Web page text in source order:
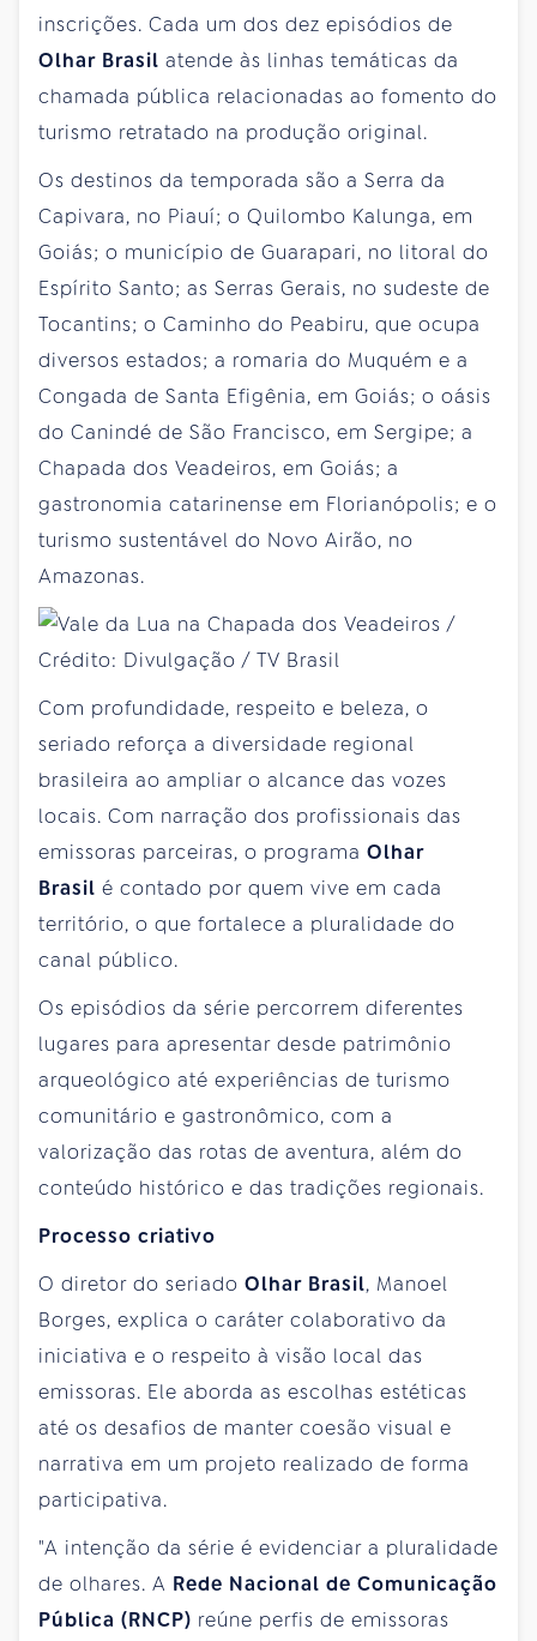
inscrições. Cada um dos dez episódios de
Olhar Brasil atende às linhas temáticas da
chamada pública relacionadas ao fomento do
turismo retratado na produção original.
Os destinos da temporada são a Serra da
Capivara, no Piauí; o Quilombo Kalunga, em
Goiás; o município de Guarapari, no litoral do
Espírito Santo; as Serras Gerais, no sudeste de
Tocantins; o Caminho do Peabiru, que ocupa
diversos estados; a romaria do Muquém e a
Congada de Santa Efigênia, em Goiás; o oásis
do Canindé de São Francisco, em Sergipe; a
Chapada dos Veadeiros, em Goiás; a
gastronomia catarinense em Florianópolis; e o
turismo sustentável do Novo Airão, no
Amazonas.
Com profundidade, respeito e beleza, o
seriado reforça a diversidade regional
brasileira ao ampliar o alcance das vozes
locais. Com narração dos profissionais das
emissoras parceiras, o programa Olhar
Brasil é contado por quem vive em cada
território, o que fortalece a pluralidade do
canal público.
Os episódios da série percorrem diferentes
lugares para apresentar desde patrimônio
arqueológico até experiências de turismo
comunitário e gastronômico, com a
valorização das rotas de aventura, além do
conteúdo histórico e das tradições regionais.
Processo criativo
O diretor do seriado Olhar Brasil, Manoel
Borges, explica o caráter colaborativo da
iniciativa e o respeito à visão local das
emissoras. Ele aborda as escolhas estéticas
até os desafios de manter coesão visual e
narrativa em um projeto realizado de forma
participativa.
"A intenção da série é evidenciar a pluralidade
de olhares. A Rede Nacional de Comunicação
Pública (RNCP) reúne perfis de emissoras